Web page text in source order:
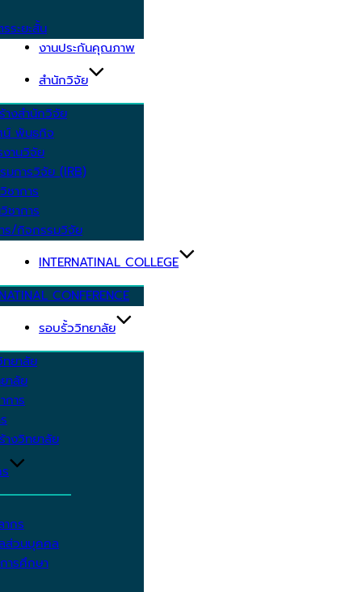
ระยะสั้น
งานประกันคุณภาพ
สำนักวิจัย
างสำนักวิจัย
น์ พันธกิจ
งานวิจัย
มการวิจัย (IRB)
ชาการ
ชาการ
ร/กิจกรรมวิจัย
INTERNATINAL COLLEGE
CONFERENCE
รอบรั้ววิทยาลัย
ทยาลัย
าลัย
การ
างวิทยาลัย
กร
ส่วนบุคคล
ารศึกษา